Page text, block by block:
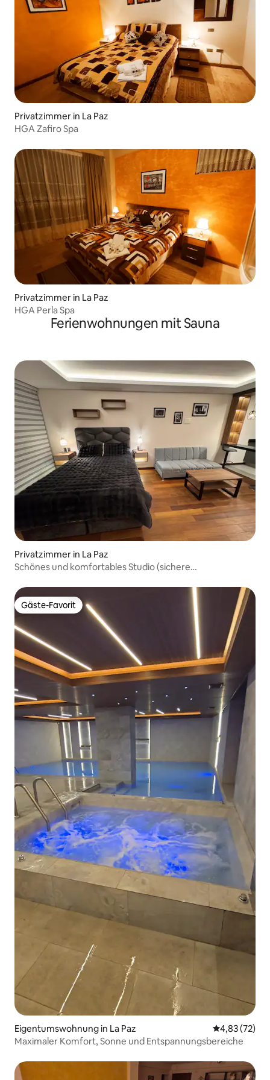
Privatzimmer in La Paz
HGA Zafiro Spa
Privatzimmer in La Paz
HGA Perla Spa
Ferienwohnungen mit Sauna
Privatzimmer in La Paz
Schönes und komfortables Studio (sichere
Gäste-Favorit
Gäste-Favorit
Eigentumswohnung in La Paz
4,83 (72)
Maximaler Komfort, Sonne und Entspannungsbereiche